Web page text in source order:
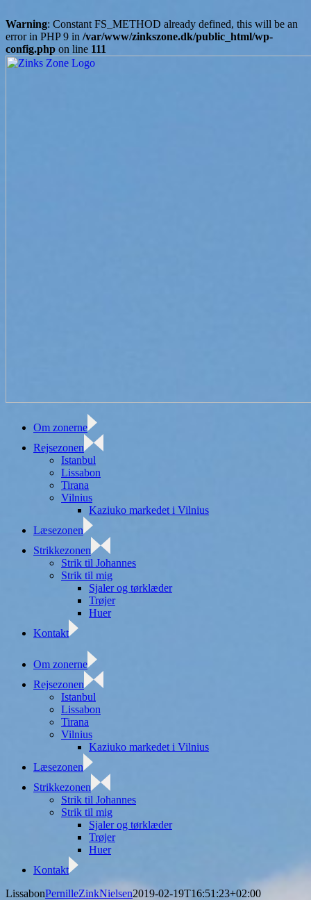
Warning: Constant FS_METHOD already defined, this will be an
error in PHP 9 in /var/www/zinkszone.dk/public_html/wp-
config.php on line 111
Skip
Om zonerne
Rejsezonen
Istanbul
Lissabon
Tirana
Vilnius
Kaziuko markedet i Vilnius
Læsezonen
Strikkezonen
Strik til Johannes
Strik til mig
Sjaler og tørklæder
Trøjer
Huer
Kontakt
Om zonerne
Rejsezonen
Istanbul
Lissabon
Tirana
Vilnius
Kaziuko markedet i Vilnius
Læsezonen
Strikkezonen
Strik til Johannes
Strik til mig
Sjaler og tørklæder
Trøjer
Huer
Kontakt
Facebook
Twitter
Instagram
LissabonPernilleZinkNielsen2019-02-19T16:51:23+02:00